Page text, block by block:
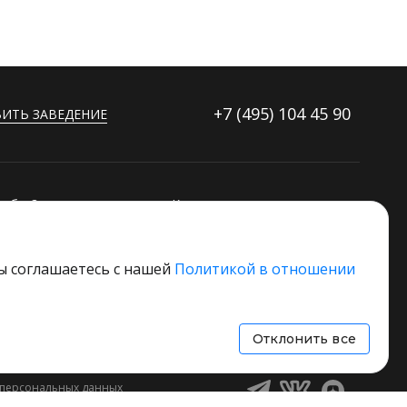
ЗАВЕДЕНИЕ +7 (495) 104 45 90
Контакты
Основной стек технологий
данных
соглашаетесь с нашей Политикой в отношении
Отклонить все